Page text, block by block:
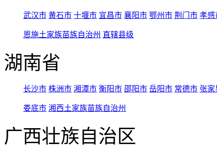
武汉市 黄石市 十堰市 宜昌市 襄阳市 鄂州市 荆门市 孝感
恩施土家族苗族自治州 直辖县级
湖南省
长沙市 株洲市 湘潭市 衡阳市 邵阳市 岳阳市 常德市 张家
娄底市 湘西土家族苗族自治州
广西壮族自治区